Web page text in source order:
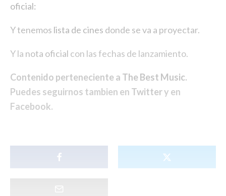
oficial:
Y tenemos lista de cines donde se va a proyectar.
Y la nota oficial con las fechas de lanzamiento.
Contenido perteneciente a The Best Music.
Puedes seguirnos tambien en Twittery en
Facebook.